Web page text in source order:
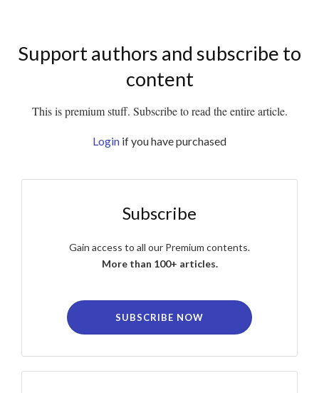
Support authors and subscribe to
content
This is premium stuff. Subscribe to read the entire article.
Login if you have purchased
Subscribe
Gain access to all our Premium contents.
More than 100+ articles.
SUBSCRIBE NOW